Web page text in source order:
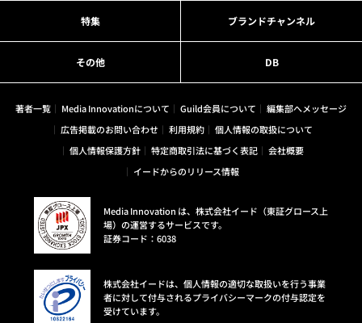
特集 ブランドチャンネル
その他 DB
著者一覧 Media Innovationについて Guild会員について
編集部へメッセージ
広告掲載のお問い合わせ
利用規約
個人情報の取扱について
個人情報保護方針
特定商取引法に基づく表記
会社概要
イードからのリリース情報
Media Innovation は、株式会社イード（東証グロース上
場）の運営するサービスです。
証券コード：6038
株式会社イードは、個人情報の適切な取扱いを行う事業
者に対して付与されるプライバシーマークの付与認定を
受けています。